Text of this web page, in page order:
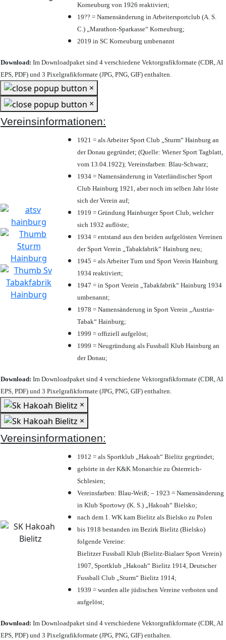
Korneuburg von 1926 reaktiviert;
19?? = Namensänderung in Arbeitersportclub (A. S.
C.) „Marathon-Sparkasse“ Korneuburg;
2019 in SC Korneuburg umbenannt
Download: Im Downloadpaket sind 4 verschiedene Vektorgrafikformate (CDR, AI
EPS, PDF) und 3 Pixelgrafikformate (JPG, PNG, GIF) enthalten.
×
×
Vereinsinformationen:
1921 = als Arbeiter Sport Club „Sturm“ Hainburg an
der Donau gegründet; (Quelle: Wiener Sport Tagblatt,
vom 13.04.1922); Vereinsfarben: Blau-Schwarz;
1934 = Namensänderung in Vaterländischer Sport
Club Hainburg 1921, aber noch im selben Jahr löste
sich der Verein auf;
1919 = Gründung Hainburger Sport Club, welcher
sich 1932 auflöste;
1934 = entstand aus den beiden aufgelösten Vereinen
der Sport Verein „Tabakfabrik“ Hainburg neu;
1945 = als Arbeiter Turn und Sport Verein Hainburg
1934 reaktiviert;
1947 = in Sport Verein „Tabakfabrik“ Hainburg 1934
umbenannt;
1978 = Namensänderung in Sport Verein „Austria-
Tabak“ Hainburg;
1999 = offiziell aufgelöst;
1999 = Neugründung als Fussball Klub Hainburg an
der Donau;
Download: Im Downloadpaket sind 4 verschiedene Vektorgrafikformate (CDR, AI
EPS, PDF) und 3 Pixelgrafikformate (JPG, PNG, GIF) enthalten.
×
×
Vereinsinformationen:
1912 = als Sportklub „Hakoah“ Bielitz gegründet;
gehörte in der K&K Monarchie zu Österreich-
Schlesien;
Vereinsfarben: Blau-Weiß; – 1923 = Namensänderung
in Klub Sportowy (K. S.) „Hakoah“ Bielsko;
nach dem 1. WK kam Bielitz als Bielsko zu Polen
bis 1918 bestanden im Bezirk Bielitz (Bielsko)
folgende Vereine:
Bielitzer Fussball Klub (Bielitz-Bialaer Sport Verein)
1907, Sportklub „Hakoah“ Bielitz 1914, Deutscher
Fussball Club „Sturm“ Bielitz 1914;
1939 = wurden alle jüdischen Vereine verboten und
aufgelöst;
Download: Im Downloadpaket sind 4 verschiedene Vektorgrafikformate (CDR, AI
EPS, PDF) und 3 Pixelgrafikformate (JPG, PNG, GIF) enthalten.